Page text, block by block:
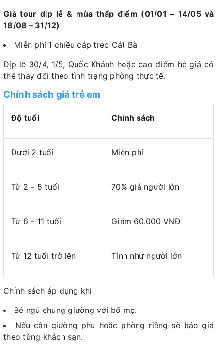
Giá tour dịp lễ & mùa thấp điểm (01/01 – 14/05 và
18/08 – 31/12)
Miễn phí 1 chiều cáp treo Cát Bà
Dịp lễ 30/4, 1/5, Quốc Khánh hoặc cao điểm hè giá có
thể thay đổi theo tình trạng phòng thực tế.
Chính sách giá trẻ em
Độ tuổi Chính sách
Dưới 2 tuổi Miễn phí
Từ 2 – 5 tuổi 70% giá người lớn
Từ 6 – 11 tuổi Giảm 60.000 VNĐ
Từ 12 tuổi trở lên Tính như người lớn
Chính sách áp dụng khi:
Bé ngủ chung giường với bố mẹ.
Nếu cần giường phụ hoặc phòng riêng sẽ báo giá
theo từng khách sạn.